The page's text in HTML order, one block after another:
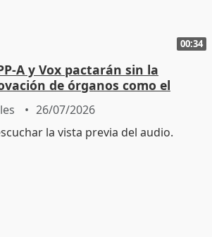
00:34
A y Vox pactarán sin la
de órganos como el
26/07/2026